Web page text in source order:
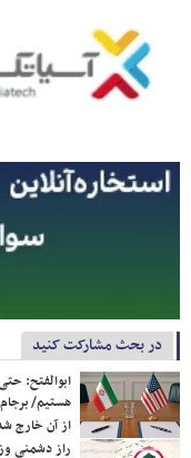
در بحث مشارکت کنید
ابوالفتح:
هستیم/ برجام
از آن خارج
راز دشمنی